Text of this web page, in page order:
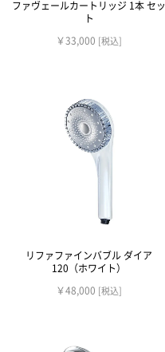
ファヴェールカートリッジ 1本 セッ
ト
￥33,000 [税込]
リファファインバブル ダイア
120（ホワイト）
￥48,000 [税込]